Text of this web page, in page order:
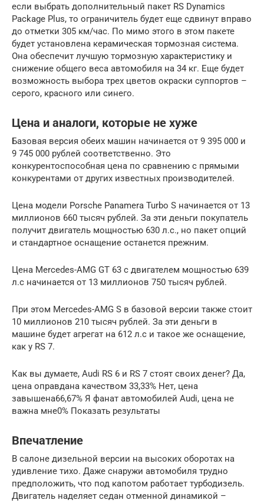
если выбрать дополнительный пакет RS Dynamics
Package Plus, то ограничитель будет еще сдвинут вправо
до отметки 305 км/час. По мимо этого в этом пакете
будет установлена керамическая тормозная система.
Она обеспечит лучшую тормозную характеристику и
снижение общего веса автомобиля на 34 кг. Еще будет
возможность выбора трех цветов окраски суппортов –
серого, красного или синего.
Цена и аналоги, которые не хуже
Базовая версия обеих машин начинается от 9 395 000 и
9 745 000 рублей соответственно. Это
конкурентоспособная цена по сравнению с прямыми
конкурентами от других известных производителей.
Цена модели Porsche Panamera Turbo S начинается от 13
миллионов 660 тысяч рублей. За эти деньги покупатель
получит двигатель мощностью 630 л.с., но пакет опций
и стандартное оснащение останется прежним.
Цена Mercedes-AMG GT 63 с двигателем мощностью 639
л.с начинается от 13 миллионов 750 тысяч рублей.
При этом Mercedes-AMG S в базовой версии также стоит
10 миллионов 210 тысяч рублей. За эти деньги в
машине будет агрегат на 612 л.с и такое же оснащение,
как у RS 7.
Как вы думаете, Audi RS 6 и RS 7 стоят своих денег? Да,
цена оправдана качеством 33,33% Нет, цена
завышена66,67% Я фанат автомобилей Audi, цена не
важна мне0% Показать результаты
Впечатление
В салоне дизельной версии на высоких оборотах на
удивление тихо. Даже снаружи автомобиля трудно
предположить, что под капотом работает турбодизель.
Двигатель наделяет седан отменной динамикой –